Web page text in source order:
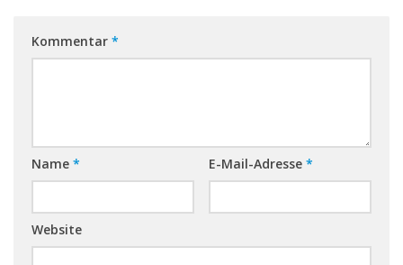
Kommentar *
Name * E-Mail-Adresse *
Website